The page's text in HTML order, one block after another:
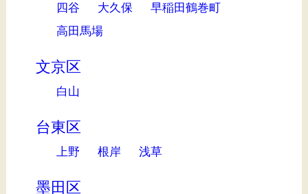
四谷 大久保
早稲田鶴巻町
高田馬場
文京区
白山
台東区
上野 根岸 浅草
墨田区